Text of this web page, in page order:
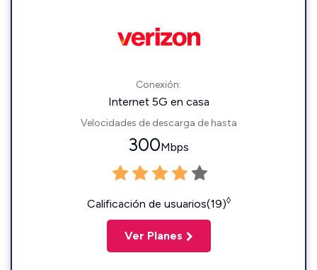
Conexión:
Internet 5G en casa
Velocidades de descarga de hasta
300Mbps
Calificación de usuarios(19)◊
Ver Planes